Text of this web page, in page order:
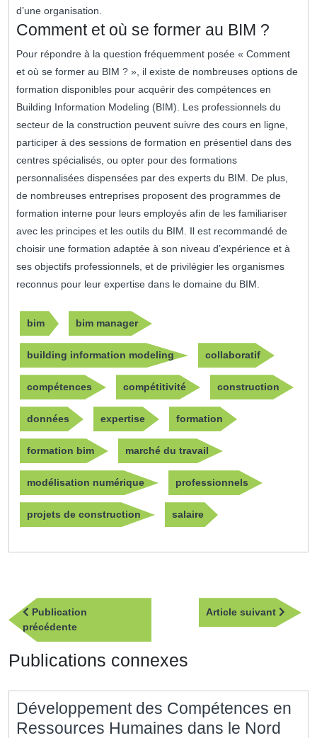
d’une organisation.
Comment et où se former au BIM ?
Pour répondre à la question fréquemment posée « Comment
et où se former au BIM ? », il existe de nombreuses options de
formation disponibles pour acquérir des compétences en
Building Information Modeling (BIM). Les professionnels du
secteur de la construction peuvent suivre des cours en ligne,
participer à des sessions de formation en présentiel dans des
centres spécialisés, ou opter pour des formations
personnalisées dispensées par des experts du BIM. De plus,
de nombreuses entreprises proposent des programmes de
formation interne pour leurs employés afin de les familiariser
avec les principes et les outils du BIM. Il est recommandé de
choisir une formation adaptée à son niveau d’expérience et à
ses objectifs professionnels, et de privilégier les organismes
reconnus pour leur expertise dans le domaine du BIM.
bim bim manager
building information modeling collaboratif
compétences compétitivité construction
données expertise formation
formation bim marché du travail
modélisation numérique professionnels
projets de construction salaire
Navigation
de
l’article
Publication
précédentePublication
précédente
Article suivant
Article
Publications connexes
Développement des Compétences en
Ressources Humaines dans le Nord